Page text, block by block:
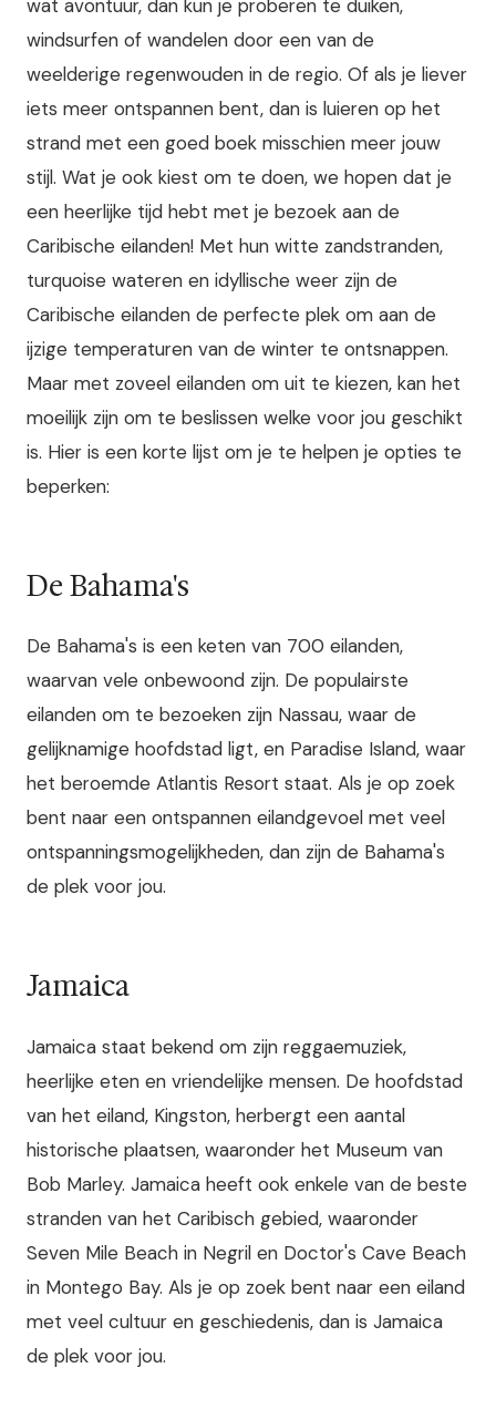
wat avontuur, dan kun je proberen te duiken,
windsurfen of wandelen door een van de
weelderige regenwouden in de regio. Of als je liever
iets meer ontspannen bent, dan is luieren op het
strand met een goed boek misschien meer jouw
stijl. Wat je ook kiest om te doen, we hopen dat je
een heerlijke tijd hebt met je bezoek aan de
Caribische eilanden! Met hun witte zandstranden,
turquoise wateren en idyllische weer zijn de
Caribische eilanden de perfecte plek om aan de
ijzige temperaturen van de winter te ontsnappen.
Maar met zoveel eilanden om uit te kiezen, kan het
moeilijk zijn om te beslissen welke voor jou geschikt
is. Hier is een korte lijst om je te helpen je opties te
beperken:
De Bahama's
De Bahama's is een keten van 700 eilanden,
waarvan vele onbewoond zijn. De populairste
eilanden om te bezoeken zijn Nassau, waar de
gelijknamige hoofdstad ligt, en Paradise Island, waar
het beroemde Atlantis Resort staat. Als je op zoek
bent naar een ontspannen eilandgevoel met veel
ontspanningsmogelijkheden, dan zijn de Bahama's
de plek voor jou.
Jamaica
Jamaica staat bekend om zijn reggaemuziek,
heerlijke eten en vriendelijke mensen. De hoofdstad
van het eiland, Kingston, herbergt een aantal
historische plaatsen, waaronder het Museum van
Bob Marley. Jamaica heeft ook enkele van de beste
stranden van het Caribisch gebied, waaronder
Seven Mile Beach in Negril en Doctor's Cave Beach
in Montego Bay. Als je op zoek bent naar een eiland
met veel cultuur en geschiedenis, dan is Jamaica
de plek voor jou.